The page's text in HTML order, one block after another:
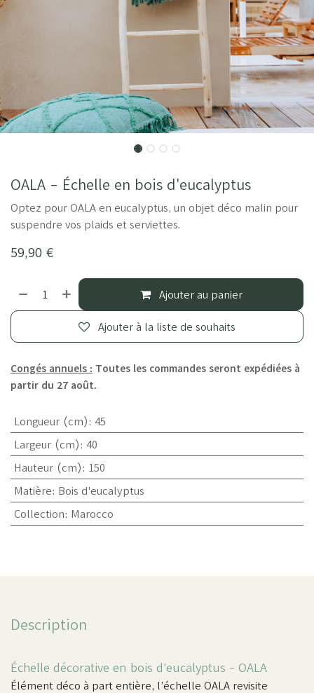
OALA - Échelle en bois d'eucalyptus
Optez pour OALA en eucalyptus, un objet déco malin pour
suspendre vos plaids et serviettes.
59,90 €
Ajouter au panier
Ajouter à la liste de souhaits
Congés annuels : Toutes les commandes seront expédiées à
partir du 27 août.
Longueur (cm): 45
Largeur (cm): 40
Hauteur (cm): 150
Matière: Bois d'eucalyptus
Collection: Marocco
Description
Échelle décorative en bois d’eucalyptus - OALA
Élément déco à part entière, l’échelle OALA revisite